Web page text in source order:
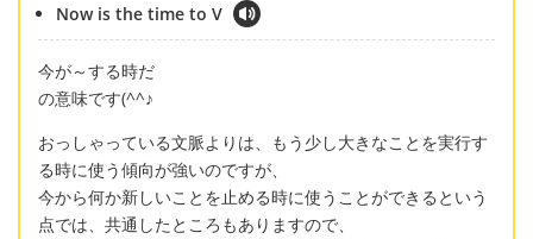
Now is the time to V
今が～する時だ
の意味です(^^♪
おっしゃっている文脈よりは、もう少し大きなことを実行す
る時に使う傾向が強いのですが、
今から何か新しいことを止める時に使うことができるという
点では、共通したところもありますので、